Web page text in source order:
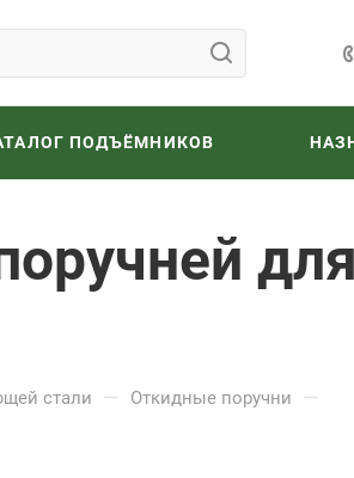
ПОДЪЁМНИКОВ
для
стали — Откидные поручни —